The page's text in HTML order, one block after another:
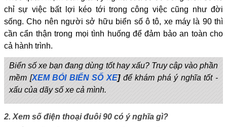
chỉ sự việc bất lợi kéo tới trong công việc cũng như đời
sống. Cho nên người sở hữu biển số ô tô, xe máy là 90 thì
cần cẩn thận trong mọi tình huống để đảm bảo an toàn cho
cả hành trình.
Biển số xe bạn đang dùng tốt hay xấu? Truy cập vào phần
mềm [XEM BÓI BIỂN SỐ XE]để khám phá ý nghĩa tốt -
xấu của dãy số xe cả mình.
2. Xem số điện thoại đuôi 90 có ý nghĩa gì?